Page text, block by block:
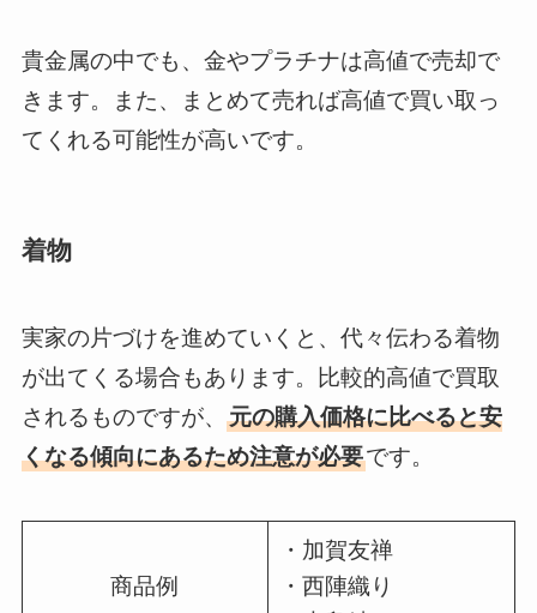
貴金属の中でも、金やプラチナは高値で売却で
きます。また、まとめて売れば高値で買い取っ
てくれる可能性が高いです。
着物
実家の片づけを進めていくと、代々伝わる着物
が出てくる場合もあります。比較的高値で買取
されるものですが、 元の購入価格に比べると安
くなる傾向にあるため注意が必要です。
商品例
・加賀友禅
・西陣織り